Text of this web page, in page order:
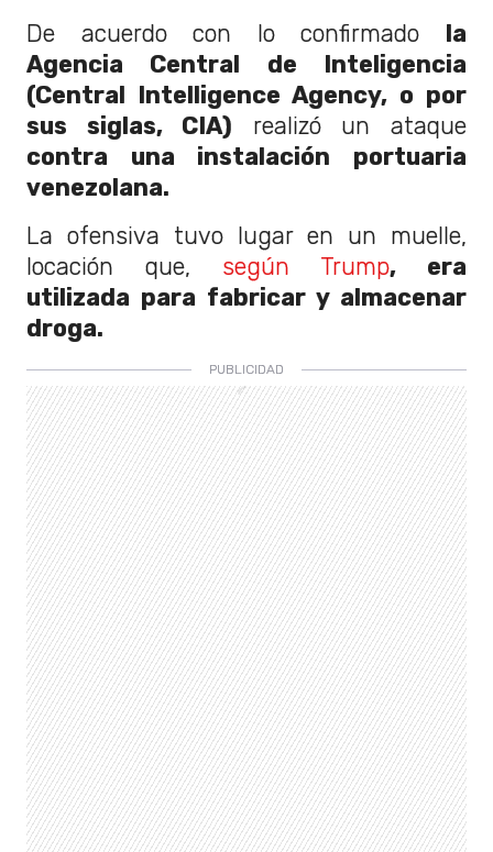
De acuerdo con lo confirmado la
Agencia Central de Inteligencia
(Central Intelligence Agency, o por
sus siglas, CIA) ​ realizó un ataque
contra una instalación portuaria
venezolana.
La ofensiva tuvo lugar en un muelle,
locación que, según Trump, era
utilizada para fabricar y almacenar
droga.